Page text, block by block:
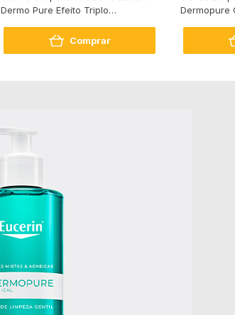
Dermo Pure Efeito Triplo
Thiamidol, Peles Oleosas 200ml
Comprar
Dermopure